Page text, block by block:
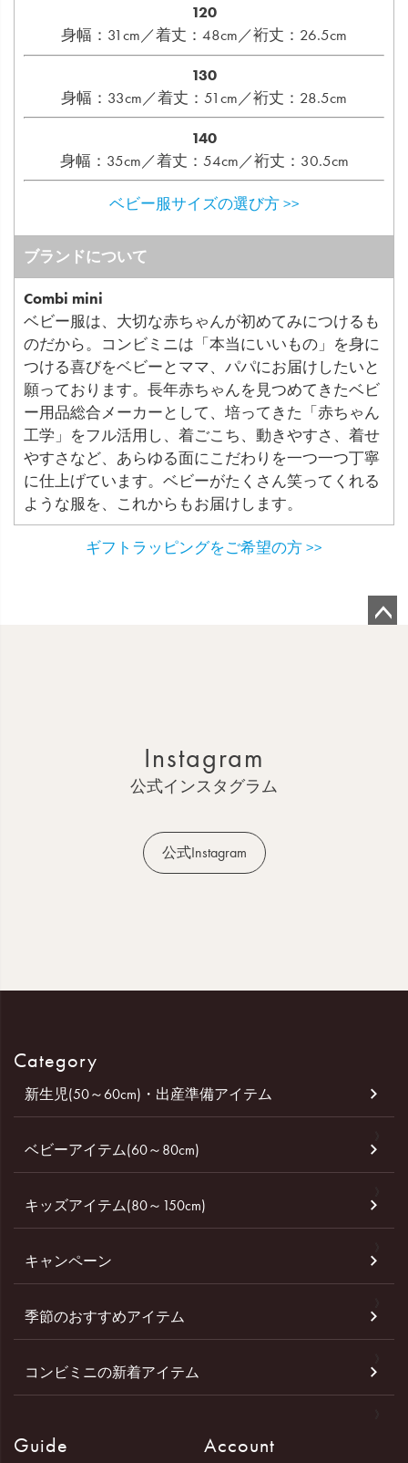
120
身幅：31cm／着丈：48cm／裄丈：26.5cm
130
身幅：33cm／着丈：51cm／裄丈：28.5cm
140
身幅：35cm／着丈：54cm／裄丈：30.5cm
ベビー服サイズの選び方 >>
ブランドについて
Combi mini
ベビー服は、大切な赤ちゃんが初めてみにつけるも
のだから。コンビミニは「本当にいいもの」を身に
つける喜びをベビーとママ、パパにお届けしたいと
願っております。長年赤ちゃんを見つめてきたベビ
ー用品総合メーカーとして、培ってきた「赤ちゃん
工学」をフル活用し、着ごこち、動きやすさ、着せ
やすさなど、あらゆる面にこだわりを一つ一つ丁寧
に仕上げています。ベビーがたくさん笑ってくれる
ような服を、これからもお届けします。
ギフトラッピングをご希望の方 >>
Instagram
公式インスタグラム
公式Instagram
Category
新生児(50～60cm)・出産準備アイテム
ベビーアイテム(60～80cm)
キッズアイテム(80～150cm)
キャンペーン
季節のおすすめアイテム
コンビミニの新着アイテム
Guide Account